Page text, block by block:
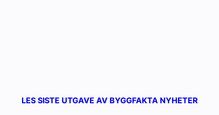
LES SISTE UTGAVE AV BYGGFAKTA NYHETER